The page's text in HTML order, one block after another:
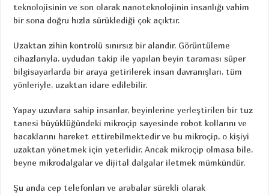
teknolojisinin ve son olarak nanoteknolojinin insanlığı vahim
bir sona doğru hızla sürüklediği çok açıktır.
Uzaktan zihin kontrolü sınırsız bir alandır. Görüntüleme
cihazlarıyla, uydudan takip ile yapılan beyin taraması süper
bilgisayarlarda bir araya getirilerek insan davranışları, tüm
yönleriyle, uzaktan idare edilebilir.
Yapay uzuvlara sahip insanlar, beyinlerine yerleştirilen bir tuz
tanesi büyüklüğündeki mikroçip sayesinde robot kollarını ve
bacaklarını hareket ettirebilmektedir ve bu mikroçip, o kişiyi
uzaktan yönetmek için yeterlidir. Ancak mikroçip olmasa bile,
beyne mikrodalgalar ve dijital dalgalar iletmek mümkündür.
Şu anda cep telefonları ve arabalar sürekli olarak